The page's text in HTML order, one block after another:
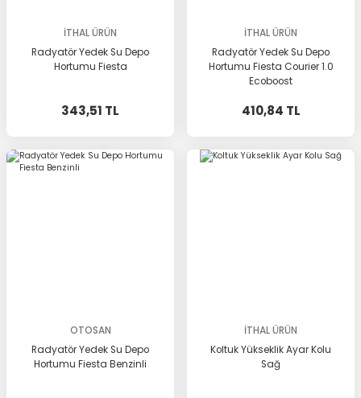
İTHAL ÜRÜN
Radyatör Yedek Su Depo
Hortumu Fiesta
343,51 TL
İTHAL ÜRÜN
Radyatör Yedek Su Depo
Hortumu Fiesta Courier 1.0
Ecoboost
410,84 TL
OTOSAN
Radyatör Yedek Su Depo
Hortumu Fiesta Benzinli
İTHAL ÜRÜN
Koltuk Yükseklik Ayar Kolu
Sağ